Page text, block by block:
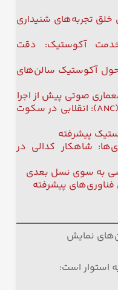
تجربه‌های شنیداری
آکوستیک: دقت
آکوستیک سالن‌های
صوتی پیش از اجرا
سیستم‌های کنترل فعال نویز (ANC): انقلابی در سکوت
پیشرفته
شاهکار کدالی در
به سوی نسل بعدی
فناوری‌های پیشرفته
نمایش
استوار است: